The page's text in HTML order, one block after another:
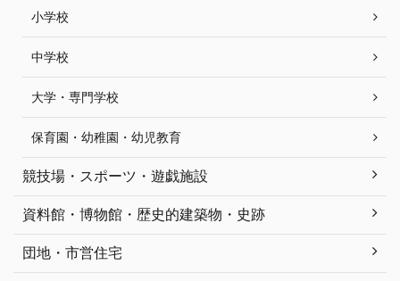
小学校
中学校
大学・専門学校
保育園・幼稚園・幼児教育
競技場・スポーツ・遊戯施設
資料館・博物館・歴史的建築物・史跡
団地・市営住宅